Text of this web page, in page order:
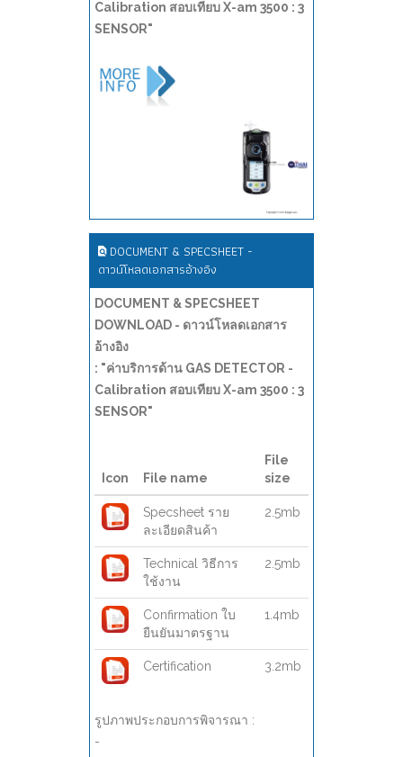
Calibration สอบเทียบ X-am 3500 : 3
SENSOR"
DOCUMENT & SPECSHEET -
ดาวน์โหลดเอกสารอ้างอิง
DOCUMENT & SPECSHEET
DOWNLOAD - ดาวน์โหลดเอกสาร
อ้างอิง
: "ค่าบริการด้าน GAS DETECTOR -
Calibration สอบเทียบ X-am 3500 : 3
SENSOR"
Icon File name
File
size
Specsheet ราย
ละเอียดสินค้า
2.5mb
Technical วิธีการ
ใช้งาน
2.5mb
Confirmation ใบ
ยืนยันมาตรฐาน
1.4mb
Certification 3.2mb
รูปภาพประกอบการพิจารณา :
-